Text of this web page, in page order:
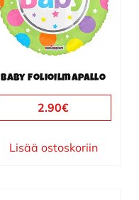
Baby folioilmapallo
2.90€
Lisää ostoskoriin